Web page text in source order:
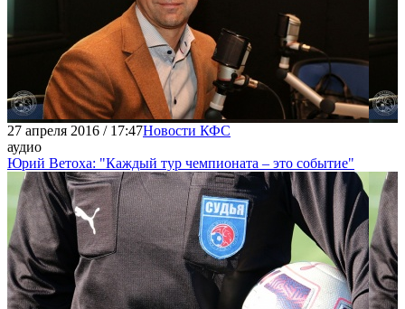
27 апреля 2016 / 17:47Новости КФС
аудио
Юрий Ветоха: "Каждый тур чемпионата – это событие"